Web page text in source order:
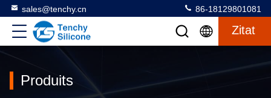
sales@tenchy.cn 86-18129801081
Zitat
Produits